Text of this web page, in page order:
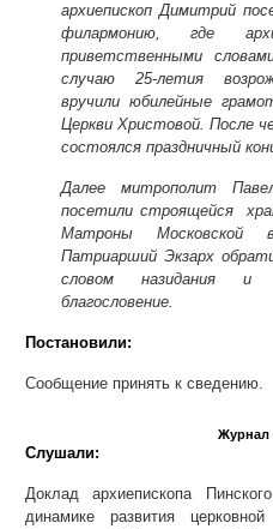
архиепископ Димитрий
филармонию, где
приветственными
случаю 25-летия
вручили юбилейные
Церкви Христовой. После
состоялся праздничный
Далее митрополит
посетили строящейся
Матроны Московской
Патриарший Экзарх
словом назидания и
благословение.
Постановили:
Сообщение принять к сведению.
Журнал
Слушали:
Доклад архиепископа
динамике развития